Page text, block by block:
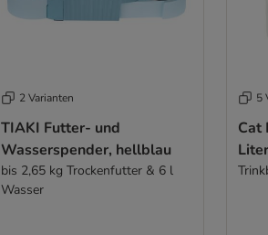
2 Varianten
TIAKI Futter- und
Wasserspender, hellblau
bis 2,65 kg Trockenfutter & 6 l
Wasser
5
Cat
Liter